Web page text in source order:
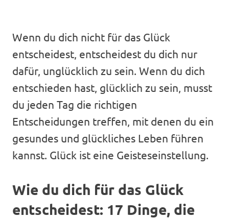
Wenn du dich nicht für das Glück
entscheidest, entscheidest du dich nur
dafür, unglücklich zu sein. Wenn du dich
entschieden hast, glücklich zu sein, musst
du jeden Tag die richtigen
Entscheidungen treffen, mit denen du ein
gesundes und glückliches Leben führen
kannst. Glück ist eine Geisteseinstellung.
Wie du dich für das Glück
entscheidest: 17 Dinge, die